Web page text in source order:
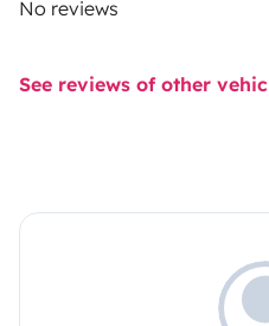
No reviews
See reviews of other